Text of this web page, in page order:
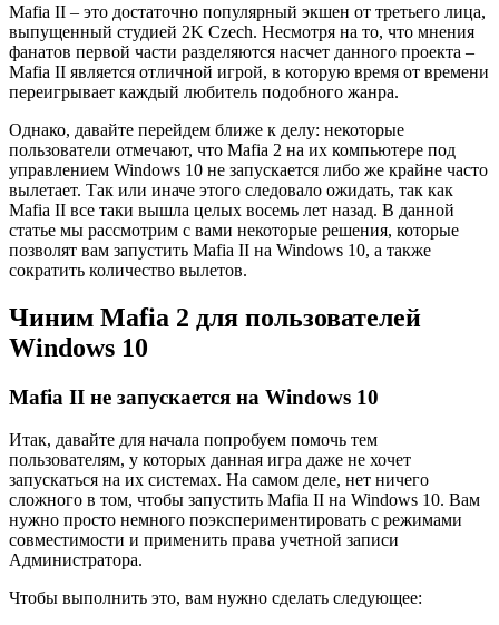
Mafia II – это достаточно популярный экшен от третьего лица,
выпущенный студией 2K Czech. Несмотря на то, что мнения
фанатов первой части разделяются насчет данного проекта –
Mafia II является отличной игрой, в которую время от времени
переигрывает каждый любитель подобного жанра.
Однако, давайте перейдем ближе к делу: некоторые
пользователи отмечают, что Mafia 2 на их компьютере под
управлением Windows 10 не запускается либо же крайне часто
вылетает. Так или иначе этого следовало ожидать, так как
Mafia II все таки вышла целых восемь лет назад. В данной
статье мы рассмотрим с вами некоторые решения, которые
позволят вам запустить Mafia II на Windows 10, а также
сократить количество вылетов.
Чиним Mafia 2 для пользователей
Windows 10
Mafia II не запускается на Windows 10
Итак, давайте для начала попробуем помочь тем
пользователям, у которых данная игра даже не хочет
запускаться на их системах. На самом деле, нет ничего
сложного в том, чтобы запустить Mafia II на Windows 10. Вам
нужно просто немного поэкспериментировать с режимами
совместимости и применить права учетной записи
Администратора.
Чтобы выполнить это, вам нужно сделать следующее: